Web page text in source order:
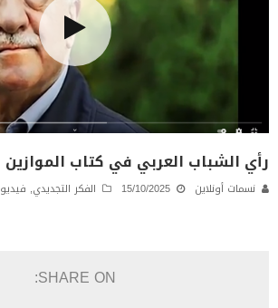
مصادر العلم وسببه
رأي الشباب العربي في كتاب الموازين
نسمات أونلاين 15/10/2025 الفكر التجديدي, فيديو
SHARE ON: